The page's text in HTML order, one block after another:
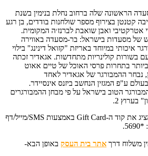
הראשונה שלה ברחוב נחלת בנימין בשנת
קטנטן בצירוף מספר שולחנות בודדים, בן רגע
אטרקטיבי ואבן שואבת לברנז׳ה המקומית.
של מסעדות בישראל: בר-מסעדה באווירה
איכותי במיוחד באריזת "קזואל דינינג" בילוי
בשורות קולינריות מתחדשות. אגאדיר זכתה
בתחרות פרסי האוכל של טיים אאוט
נבחר ההמבורגר של אגאדיר לאחד
ע"פ המגזין הנחשב ביזנס אינסיידר.
(2020) גם כהמבורגר הטוב בישראל על פי מבחן ההמבורגרים
בערוץ 2.
למימוש במסעדה יש להציג את קוד ה-Gift Card באמצעות SMS/מייל/דף
משלוח דרך אתר בית העסק באופן הבא-